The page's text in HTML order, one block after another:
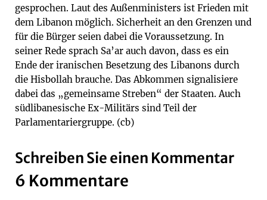
gesprochen. Laut des Außenministers ist Frieden mit
dem Libanon möglich. Sicherheit an den Grenzen und
für die Bürger seien dabei die Voraussetzung. In
seiner Rede sprach Sa’ar auch davon, dass es ein
Ende der iranischen Besetzung des Libanons durch
die Hisbollah brauche. Das Abkommen signalisiere
dabei das „gemeinsame Streben“ der Staaten. Auch
südlibanesische Ex-Militärs sind Teil der
Parlamentariergruppe. (cb)
Schreiben Sie einen Kommentar
6 Kommentare